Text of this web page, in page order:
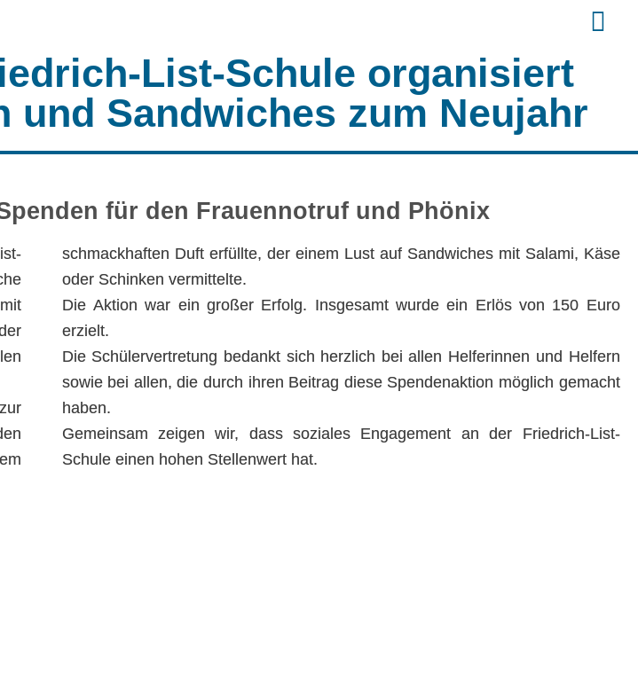
List-Schule organisiert
und Sandwiches zum Neujahr
für den Frauennotruf und Phönix
schmackhaften Duft erfüllte, der einem Lust auf Sandwiches mit Salami, Käse
oder Schinken vermittelte.
Die Aktion war ein großer Erfolg. Insgesamt wurde ein Erlös von 150 Euro
erzielt.
Die Schülervertretung bedankt sich herzlich bei allen Helferinnen und Helfern
sowie bei allen, die durch ihren Beitrag diese Spendenaktion möglich gemacht
haben.
Gemeinsam zeigen wir, dass soziales Engagement an der Friedrich-List-
Schule einen hohen Stellenwert hat.